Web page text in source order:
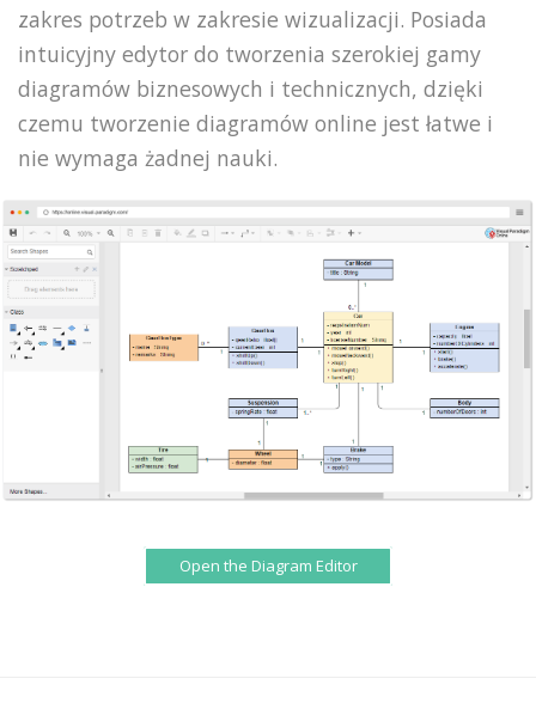
zakres potrzeb w zakresie wizualizacji. Posiada
intuicyjny edytor do tworzenia szerokiej gamy
diagramów biznesowych i technicznych, dzięki
czemu tworzenie diagramów online jest łatwe i
nie wymaga żadnej nauki.
Open the Diagram Editor